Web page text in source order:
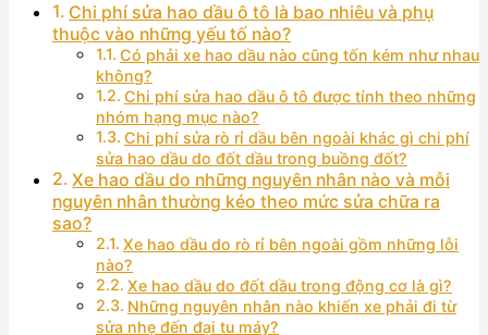
Chi phí sửa hao dầu ô tô là bao nhiêu và phụ
thuộc vào những yếu tố nào?
Có phải xe hao dầu nào cũng tốn kém như nhau
không?
Chi phí sửa hao dầu ô tô được tính theo những
nhóm hạng mục nào?
Chi phí sửa rò rỉ dầu bên ngoài khác gì chi phí
sửa hao dầu do đốt dầu trong buồng đốt?
Xe hao dầu do những nguyên nhân nào và mỗi
nguyên nhân thường kéo theo mức sửa chữa ra
sao?
Xe hao dầu do rò rỉ bên ngoài gồm những lỗi
nào?
Xe hao dầu do đốt dầu trong động cơ là gì?
Những nguyên nhân nào khiến xe phải đi từ
sửa nhẹ đến đại tu máy?